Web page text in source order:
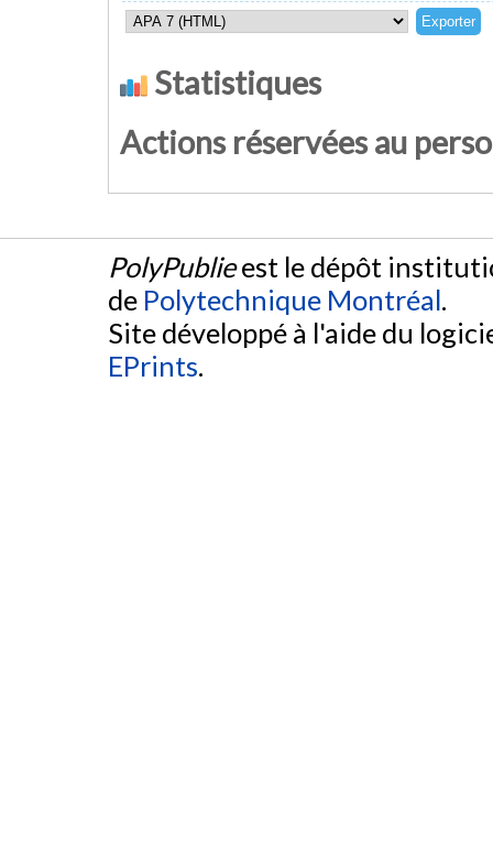
Statistiques
Actions réservées au
PolyPublieest le dépôt
de Polytechnique Montréal.
Site développé à l'aide du
EPrints.